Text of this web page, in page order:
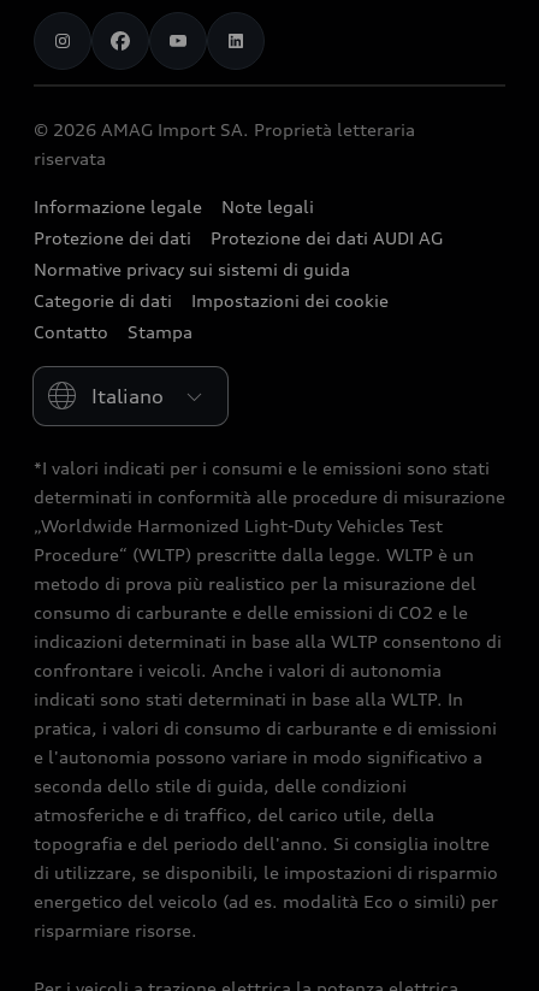
Audi exclusive
Prenotare un giro di prova
Offerte
Leasing e assicurazione
Veicoli nuovi in pronta consegna
Occasioni Audi
Audi Connect
Accessori Originali Audi
Clienti commerciali
chargeOn
Calcolatore stazione di ricarica
Assistenza su un veicolo elettrico
Sponsoring
Audi Destinations
quattro
We race for progress
AMAG Import SA
Opportunità di lavoro
Siti di produzione
Storia
© 2026 AMAG Import SA. Proprietà letteraria
riservata
Informazione legale
Note legali
Protezione dei dati
Protezione dei dati AUDI AG
Normative privacy sui sistemi di guida
Categorie di dati
Impostazioni dei cookie
Contatto
Stampa
Please select country
*I valori indicati per i consumi e le emissioni sono stati
determinati in conformità alle procedure di misurazione
„Worldwide Harmonized Light-Duty Vehicles Test
Procedure“ (WLTP) prescritte dalla legge. WLTP è un
metodo di prova più realistico per la misurazione del
consumo di carburante e delle emissioni di CO2 e le
indicazioni determinati in base alla WLTP consentono di
confrontare i veicoli. Anche i valori di autonomia
indicati sono stati determinati in base alla WLTP. In
pratica, i valori di consumo di carburante e di emissioni
e l'autonomia possono variare in modo significativo a
seconda dello stile di guida, delle condizioni
atmosferiche e di traffico, del carico utile, della
topografia e del periodo dell'anno. Si consiglia inoltre
di utilizzare, se disponibili, le impostazioni di risparmio
energetico del veicolo (ad es. modalità Eco o simili) per
risparmiare risorse.